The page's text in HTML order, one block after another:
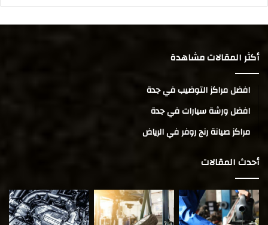
أكثر المقالات مشاهدة
افضل مراكز التوضيب في جدة
افضل ورشة سيارات في جدة
مراكز صيانة رنج روفر في الرياض
أحدث المقالات